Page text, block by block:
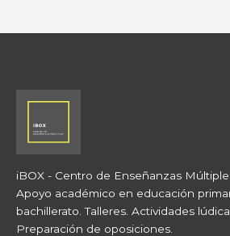
iBOX - Centro de Enseñanzas
Apoyo académico en educación
bachillerato. Talleres. Actividades
Preparación de oposiciones.